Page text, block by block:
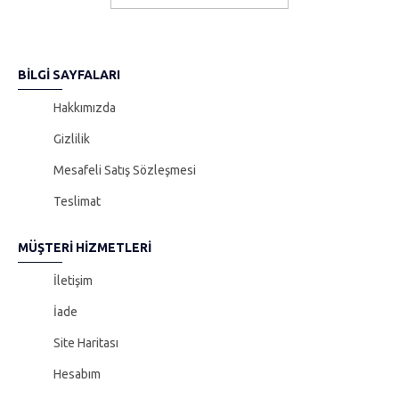
BILGI SAYFALARI
Hakkımızda
Gizlilik
Mesafeli Satış Sözleşmesi
Teslimat
MÜŞTERI HIZMETLERI
İletişim
İade
Site Haritası
Hesabım